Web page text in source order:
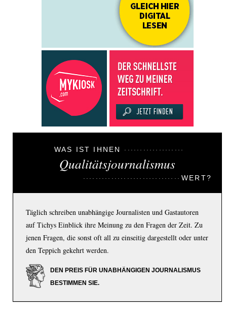
WAS IST IHNEN
Qualitätsjournalismus
WERT?
Täglich schreiben unabhängige Journalisten und Gastautoren
auf Tichys Einblick ihre Meinung zu den Fragen der Zeit. Zu
jenen Fragen, die sonst oft all zu einseitig dargestellt oder unter
den Teppich gekehrt werden.
DEN PREIS FÜR UNABHÄNGIGEN JOURNALISMUS
BESTIMMEN SIE.